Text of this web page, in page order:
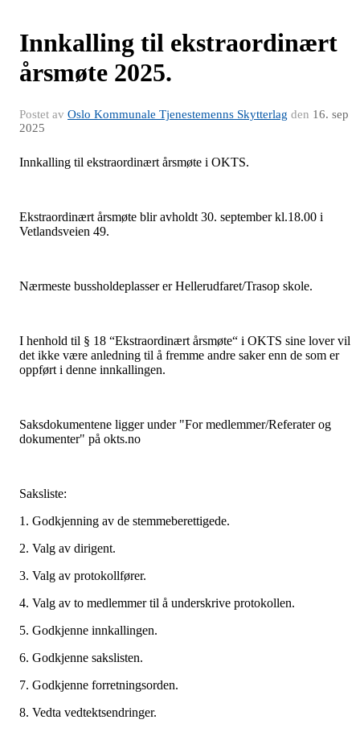
Innkalling til ekstraordinært
årsmøte 2025.
Postet av Oslo Kommunale Tjenestemenns Skytterlag den 16. sep
2025
Innkalling til ekstraordinært årsmøte i OKTS.
Ekstraordinært årsmøte blir avholdt 30. september kl.18.00 i
Vetlandsveien 49.
Nærmeste bussholdeplasser er Hellerudfaret/Trasop skole.
I henhold til § 18 “Ekstraordinært årsmøte“ i OKTS sine lover vil
det ikke være anledning til å fremme andre saker enn de som er
oppført i denne innkallingen.
Saksdokumentene ligger under "For medlemmer/Referater og
dokumenter" på okts.no
Saksliste:
1. Godkjenning av de stemmeberettigede.
2. Valg av dirigent.
3. Valg av protokollfører.
4. Valg av to medlemmer til å underskrive protokollen.
5. Godkjenne innkallingen.
6. Godkjenne sakslisten.
7. Godkjenne forretningsorden.
8. Vedta vedtektsendringer.